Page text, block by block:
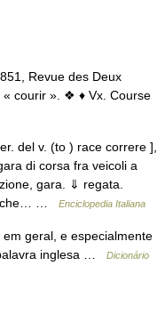
Revue des Deux
courir ». ❖ ♦ Vx. Course
del v. (to ) race correre ],
di corsa fra veicoli a
gara. ⇓ regata.
che… …
Enciclopedia Italiana
geral, e especialmente
inglesa …
Dicionário